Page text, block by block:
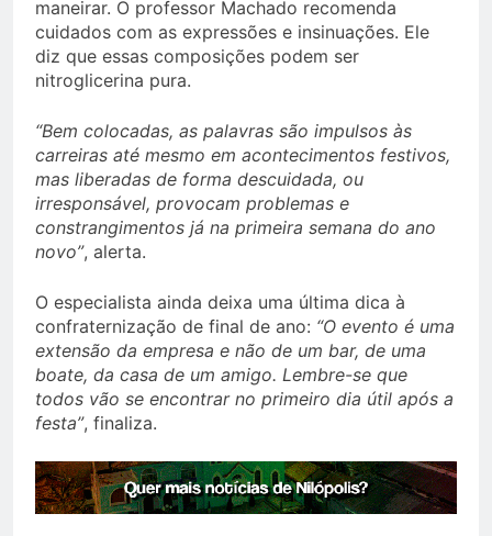
maneirar. O professor Machado recomenda
cuidados com as expressões e insinuações. Ele
diz que essas composições podem ser
nitroglicerina pura.
“Bem colocadas, as palavras são impulsos às
carreiras até mesmo em acontecimentos festivos,
mas liberadas de forma descuidada, ou
irresponsável, provocam problemas e
constrangimentos já na primeira semana do ano
novo”, alerta.
O especialista ainda deixa uma última dica à
confraternização de final de ano: “O evento é uma
extensão da empresa e não de um bar, de uma
boate, da casa de um amigo. Lembre-se que
todos vão se encontrar no primeiro dia útil após a
festa”, finaliza.